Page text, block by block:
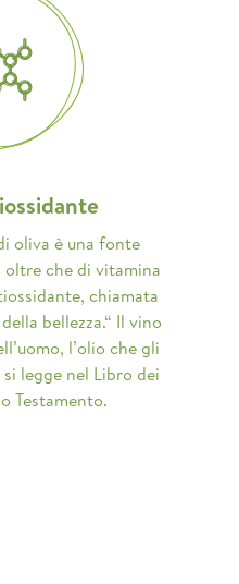
oliva è una fonte
che di vitamina
chiamata
bellezza.“ Il vino
l’olio che gli
legge nel Libro dei
Testamento.